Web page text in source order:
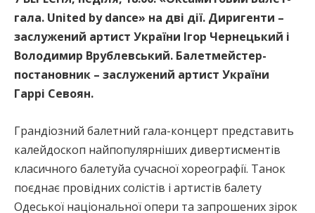
гала. United by dance» на дві дії. Диригенти –
заслужений артист України Ігор Чернецький і
Володимир Врублевський. Балетмейстер-
постановник – заслужений артист України
Гаррі Севоян.
Грандіозний балетний гала-концерт представить
калейдоскоп найпопулярніших дивертисментів
класичного балетуйа сучасної хореографії. Танок
поєднає провідних солістів і артистів балету
Одеської національної опери та запрошених зірок